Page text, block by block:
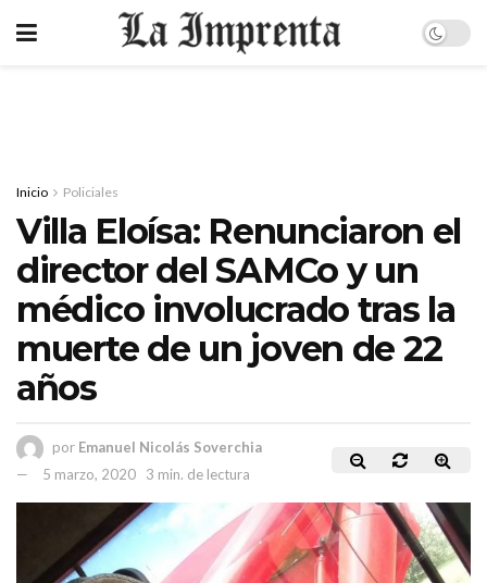
Inicio Policiales
Villa Eloísa: Renunciaron el
director del SAMCo y un
médico involucrado tras la
muerte de un joven de 22
años
por Emanuel Nicolás Soverchia
5 marzo, 2020
3 min. de lectura